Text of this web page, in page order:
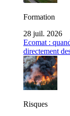
Formation
28 juil. 2026
Ecomat :
directement
Risques